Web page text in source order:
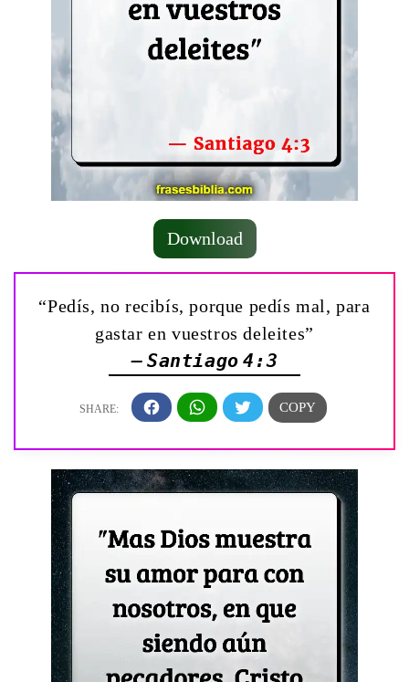
Download
“Pedís, no recibís, porque pedís mal, para
gastar en vuestros deleites”
— Santiago 4:3